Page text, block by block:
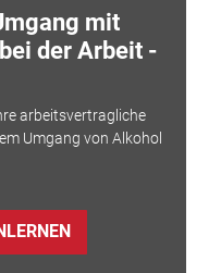
mit
der Arbeit -
arbeitsvertragliche
Umgang von Alkohol